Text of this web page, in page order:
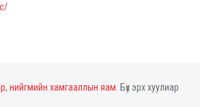
нийгмийн хамгааллын яам. Бүх эрх хуулиар